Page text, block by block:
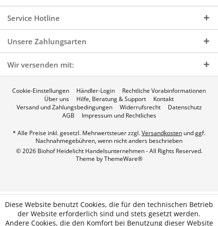
Service Hotline
Unsere Zahlungsarten
Wir versenden mit:
Cookie-Einstellungen Händler-Login
Rechtliche Vorabinformationen
Über uns
Hilfe, Beratung & Support
Kontakt
Versand und Zahlungsbedingungen
Widerrufsrecht
Datenschutz
AGB
Impressum und Rechtliches
* Alle Preise inkl. gesetzl. Mehrwertsteuer zzgl.Versandkosten und ggf.
Nachnahmegebühren, wenn nicht anders beschrieben
© 2026 Biohof Heidelicht Handelsunternehmen - All Rights Reserved.
Theme byThemeWare®
Diese Website benutzt Cookies, die für den technischen Betrieb
der Website erforderlich sind und stets gesetzt werden.
Andere Cookies, die den Komfort bei Benutzung dieser Website